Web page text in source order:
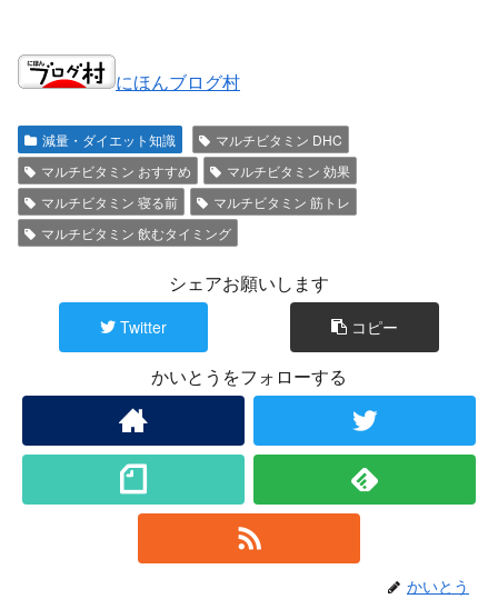
にほんブログ村
減量・ダイエット知識
マルチビタミン DHC
マルチビタミン おすすめ
マルチビタミン 効果
マルチビタミン 寝る前
マルチビタミン 筋トレ
マルチビタミン 飲むタイミング
シェアお願いします
Twitter コピー
かいとうをフォローする
かいとう